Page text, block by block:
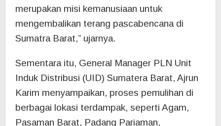
merupakan misi kemanusiaan untuk
mengembalikan terang pascabencana di
Sumatra Barat,” ujarnya.
Sementara itu, General Manager PLN Unit
Induk Distribusi (UID) Sumatera Barat, Ajrun
Karim menyampaikan, proses pemulihan di
berbagai lokasi terdampak, seperti Agam,
Pasaman Barat, Padang Pariaman,